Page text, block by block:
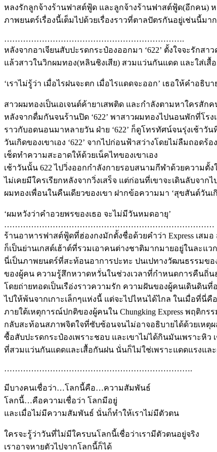
หลงรักลูกจ้างร้านฟาสต์ฟู้ด และลูกจ้างร้านฟาสต์ฟู้ด(อีกคน)
ภาพยนตร์เรื่องนี้เต็มไปด้วยเรื่องราวที่ตาลปัตรกันอยู่เช่นนี้มา
………………………………………………………….
หลังจากอาเจียนสับปะรดกระป๋องออกมา ‘622’ ตั้งใจจะรักสา
แล้วสาวในวิกผมทอง(หลินชิงเสีย) สวมแว่นกันแดด และใส่เสื้
‘เราไม่รู้ว่า เมื่อไรฝนจะตก เมื่อไรแดดจะออก’ เธอให้คำอธิบา
สาวผมทองเป็นเอเจนต์ค้ายาเสพติด และกำลังตามหาใครสักค
หลังจากดื่มกันจนร้านปิด ‘622’ พาสาวผมทองไปนอนพักที่โร
ราวกับอดนอนมาหลายวัน ฝ่าย ‘622’ ก็ดูโทรทัศน์จนรุ่งเช้าวั
วันเกิดของเขาเอง ‘622’ จากไปก่อนฟ้าสว่างโดยไม่ลืมถอดร้อ
เช็ดทำความสะอาดให้ด้วยเน็คไทของเขาเอง
เช้าวันนั้น 622 ไปวิ่งออกกำลังกายรอบสนามกีฬาด้วยความตั้ง
ไม่เคยมีใครเรียกหลังจากวิ่งเสร็จ แต่ก่อนที่เขาจะเดินลับจากไ
ผมทองเพื่อนในคืนเดียวของเขา ฝากข้อความมา ‘สุขสันต์วันเ
‘ผมหวังว่าคำอวยพรของเธอ จะไม่มีวันหมดอายุ’
……………………………………………………………………
ร้านอาหารฟาสต์ฟู้ดที่ฮ่องกงมักตั้งชื่อด้วยคำว่า Express เสมอ
ก็เป็นย่านเกสต์เฮ้าต์ที่รวมเอาคนต่างชาติมากมายอยู่ในละแว
นี่เป็นภาพยนตร์ที่สะท้อนอาการปะทะ ปนเปทางวัฒนธรรมข
ของผู้คน ความรู้สึกหวาดหวั่นในช่วงเวลาที่กำหนดการคืนถิ่น
โดยถ่ายทอดเป็นเรือ่งราวความรัก ความฝันของผู้คนเดินดินที่
ไปให้พ้นจากเกาะเล็กๆแห่งนี้ แต่จะไปไหนได้ไกล ในเมื่อที่นี่คือ
ภายใต้เหตุการณ์ปกติของผู้คนใน Chungking Express พฤติกร
กลับสะท้อนสภาพจิตใจที่ซับซ้อนจนไม่อาจอธิบายได้ด้วยเหตุผ
ซื้อสับปะรดกระป๋องเพราะชอบ และเขาไม่ได้กินมันเพราะหิว เ
ที่สวมแว่นกันแดดและเสื้อกันฝน นั่นก็ไม่ใช่เพราะแดดแรงแล
…………………………………………………………….
มีบางคนเชื่อว่า…โลกนี้คือ…ความสัมพันธ์
โลกนี้…คือความเชื่อว่า โลกมีอยู่
และเมื่อไม่มีความสัมพันธ์ นั่นก็ทำให้เราไม่มีตัวตน
ใครจะรู้ว่าวันที่ไม่มีใครบนโลกนี้เชื่อว่าเรามีตัวตนอยู่จริง
เราอาจหายตัวไปจากโลกนี้ก็ได้